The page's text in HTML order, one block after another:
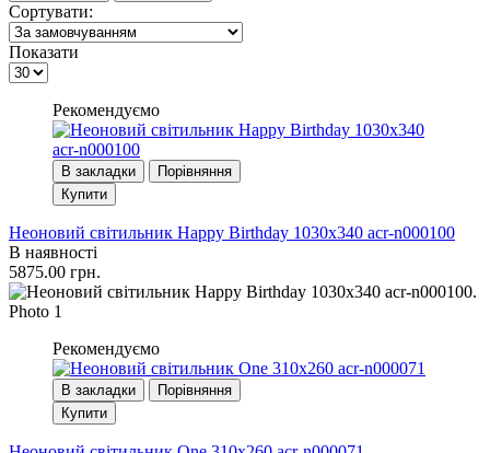
Сортувати:
Показати
Рекомендуємо
В закладки
Порівняння
Купити
Неоновий світильник Happy Birthday 1030х340 acr-n000100
В наявності
5875.00 грн.
Рекомендуємо
В закладки
Порівняння
Купити